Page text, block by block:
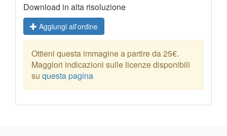
Download in alta risoluzione
Aggiungi all'ordine
Ottieni questa immagine a partire da 25€.
Maggiori indicazioni sulle licenze disponibili
su questa pagina